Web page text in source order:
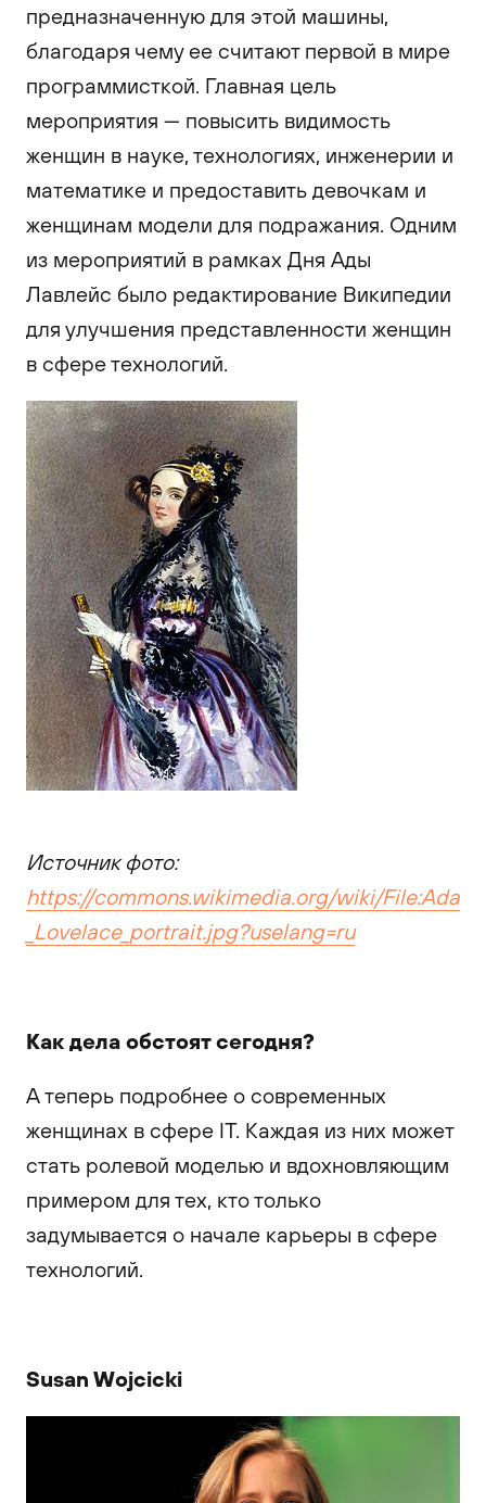
предназначенную для этой машины,
благодаря чему ее считают первой в мире
программисткой. Главная цель
мероприятия — повысить видимость
женщин в науке, технологиях, инженерии и
математике и предоставить девочкам и
женщинам модели для подражания. Одним
из мероприятий в рамках Дня Ады
Лавлейс было редактирование Википедии
для улучшения представленности женщин
в сфере технологий.
Источник фото:
https://commons.wikimedia.org/wiki/File:Ada
_Lovelace_portrait.jpg?uselang=ru
Как дела обстоят сегодня?
А теперь подробнее о современных
женщинах в сфере IT. Каждая из них может
стать ролевой моделью и вдохновляющим
примером для тех, кто только
задумывается о начале карьеры в сфере
технологий.
Susan Wojcicki